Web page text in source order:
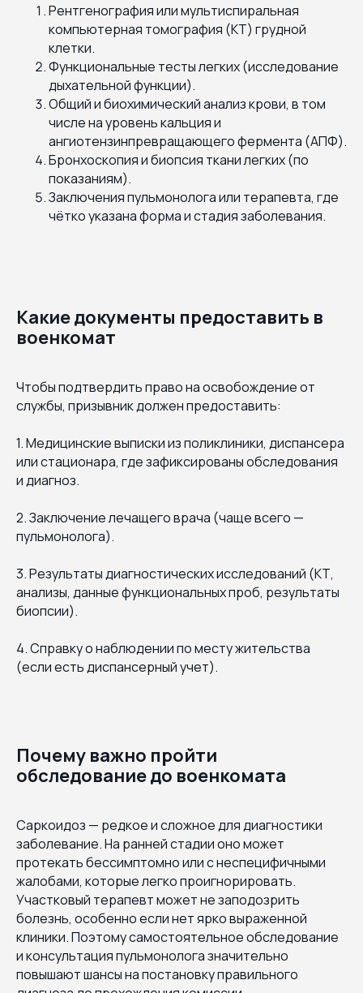
Рентгенография или мультиспиральная
компьютерная томография (КТ) грудной
клетки.
Функциональные тесты легких (исследование
дыхательной функции).
Общий и биохимический анализ крови, в том
числе на уровень кальция и
ангиотензинпревращающего фермента (АПФ).
Бронхоскопия и биопсия ткани легких (по
показаниям).
Заключения пульмонолога или терапевта, где
чётко указана форма и стадия заболевания.
Какие документы предоставить в
военкомат
Чтобы подтвердить право на освобождение от
службы, призывник должен предоставить:
1. Медицинские выписки из поликлиники, диспансера
или стационара, где зафиксированы обследования
и диагноз.
2. Заключение лечащего врача (чаще всего —
пульмонолога).
3. Результаты диагностических исследований (КТ,
анализы, данные функциональных проб, результаты
биопсии).
4. Справку о наблюдении по месту жительства
(если есть диспансерный учет).
Почему важно пройти
обследование до военкомата
Саркоидоз — редкое и сложное для диагностики
заболевание. На ранней стадии оно может
протекать бессимптомно или с неспецифичными
жалобами, которые легко проигнорировать.
Участковый терапевт может не заподозрить
болезнь, особенно если нет ярко выраженной
клиники. Поэтому самостоятельное обследование
и консультация пульмонолога значительно
повышают шансы на постановку правильного